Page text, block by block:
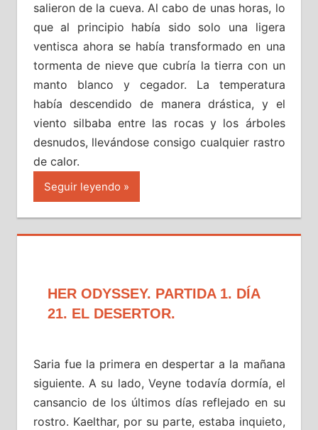
salieron de la cueva. Al cabo de unas horas, lo
que al principio había sido solo una ligera
ventisca ahora se había transformado en una
tormenta de nieve que cubría la tierra con un
manto blanco y cegador. La temperatura
había descendido de manera drástica, y el
viento silbaba entre las rocas y los árboles
desnudos, llevándose consigo cualquier rastro
de calor.
Seguir leyendo
HER ODYSSEY. PARTIDA 1. DÍA
21. EL DESERTOR.
Saria fue la primera en despertar a la mañana
siguiente. A su lado, Veyne todavía dormía, el
cansancio de los últimos días reflejado en su
rostro. Kaelthar, por su parte, estaba inquieto,